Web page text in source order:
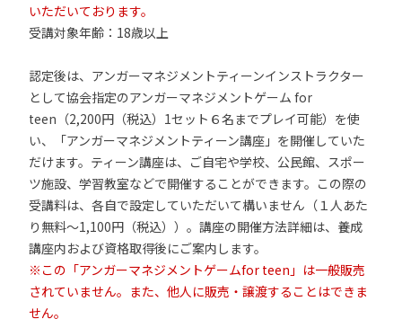
いただいております。
受講対象年齢：18歳以上
認定後は、アンガーマネジメントティーンインストラクター
として協会指定のアンガーマネジメントゲーム for
teen（2,200円（税込）1セット６名までプレイ可能）を使
い、「アンガーマネジメントティーン講座」を開催していた
だけます。ティーン講座は、ご自宅や学校、公民館、スポー
ツ施設、学習教室などで開催することができます。この際の
受講料は、各自で設定していただいて構いません（１人あた
り無料～1,100円（税込））。講座の開催方法詳細は、養成
講座内および資格取得後にご案内します。
※この「アンガーマネジメントゲームfor teen」は一般販売
されていません。また、他人に販売・譲渡することはできま
せん。